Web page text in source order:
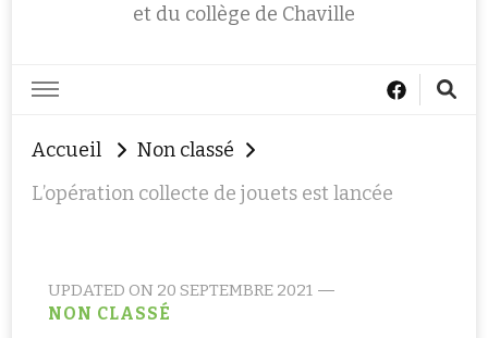
et du collège de Chaville
Accueil
Non classé
L’opération collecte de jouets est lancée
UPDATED ON 20 SEPTEMBRE 2021
NON CLASSÉ